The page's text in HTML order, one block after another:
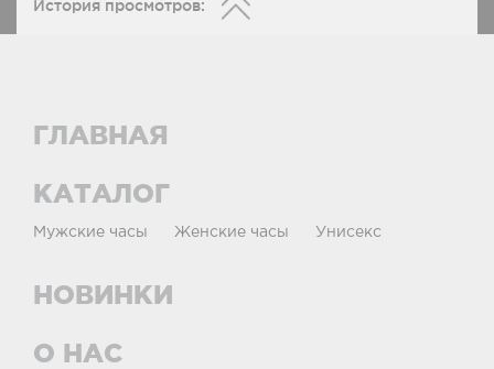
История просмотров:
ГЛАВНАЯ
КАТАЛОГ
Мужские часы Женские часы Унисекс
НОВИНКИ
О НАС